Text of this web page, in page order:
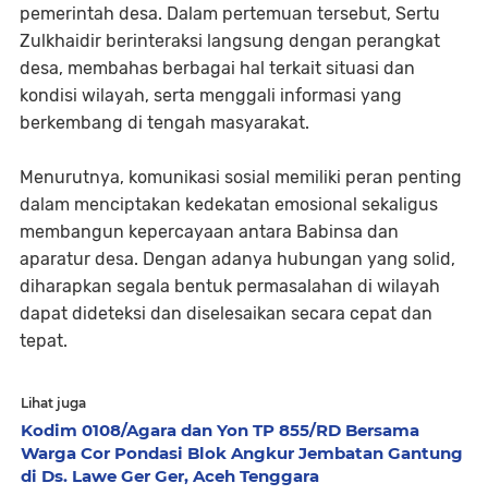
pemerintah desa. Dalam pertemuan tersebut, Sertu
Zulkhaidir berinteraksi langsung dengan perangkat
desa, membahas berbagai hal terkait situasi dan
kondisi wilayah, serta menggali informasi yang
berkembang di tengah masyarakat.
Menurutnya, komunikasi sosial memiliki peran penting
dalam menciptakan kedekatan emosional sekaligus
membangun kepercayaan antara Babinsa dan
aparatur desa. Dengan adanya hubungan yang solid,
diharapkan segala bentuk permasalahan di wilayah
dapat dideteksi dan diselesaikan secara cepat dan
tepat.
Lihat juga
Kodim 0108/Agara dan Yon TP 855/RD Bersama
Warga Cor Pondasi Blok Angkur Jembatan Gantung
di Ds. Lawe Ger Ger, Aceh Tenggara